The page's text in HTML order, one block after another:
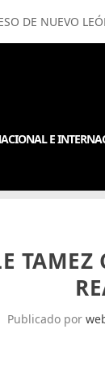
DE NUEVO
E
TAMEZ
Publicado por